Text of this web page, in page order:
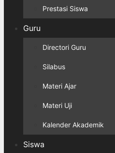
Prestasi Siswa
Guru
Directori Guru
Silabus
Materi Ajar
Materi Uji
Kalender Akademik
Siswa